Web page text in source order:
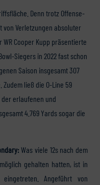
Denn trotz Offense-
von Verletzungen absoluter
Cooper Kupp präsentierte
Siegers in 2022 fast schon
Saison insgesamt 307
Zudem ließ die O-Line 59
der erlaufenen und
4.769 Yards sogar die
Was viele 12s nach dem
gehalten hatten, ist in
Angeführt von